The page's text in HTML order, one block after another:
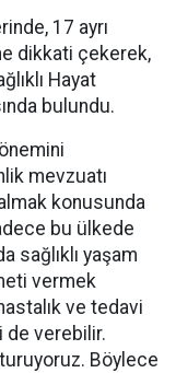
17 ayrı
dikkati çekerek,
Hayat
bulundu.
mevzuatı
konusunda
bu ülkede
sağlıklı yaşam
vermek
ve tedavi
de verebilir.
Böylece